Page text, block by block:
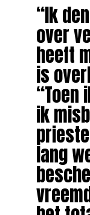
“Ik
over
heeft
is
“Toen
ik
lang